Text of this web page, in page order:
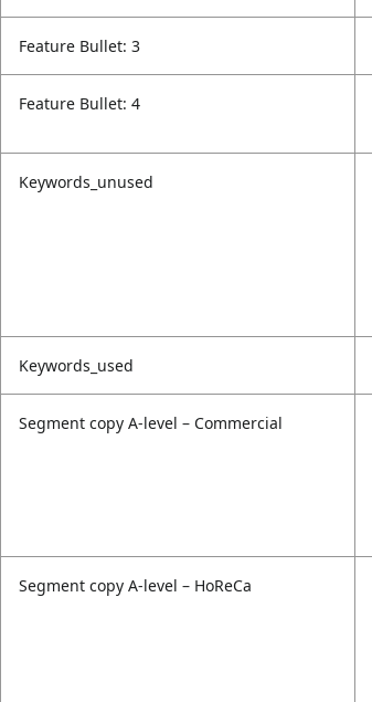
Feature Bullet: 3
Feature Bullet: 4
Keywords_unused
Keywords_used
Segment copy A-level – Commercial
Segment copy A-level – HoReCa